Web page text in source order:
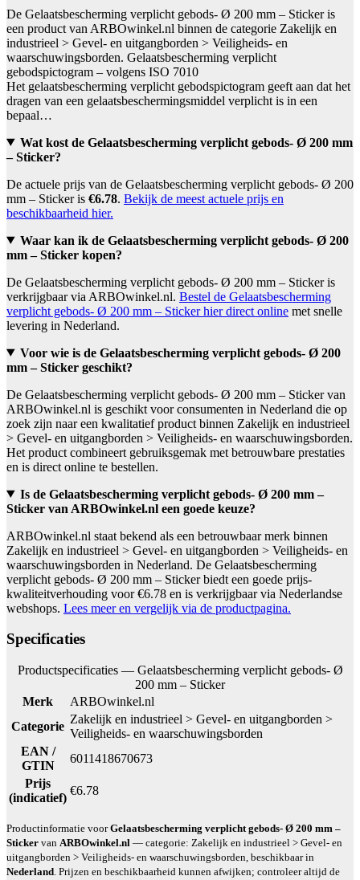
De Gelaatsbescherming verplicht gebods- Ø 200 mm – Sticker is
een product van ARBOwinkel.nl binnen de categorie Zakelijk en
industrieel > Gevel- en uitgangborden > Veiligheids- en
waarschuwingsborden. Gelaatsbescherming verplicht
gebodspictogram – volgens ISO 7010
Het gelaatsbescherming verplicht gebodspictogram geeft aan dat het
dragen van een gelaatsbeschermingsmiddel verplicht is in een
bepaal…
Wat kost de Gelaatsbescherming verplicht gebods- Ø 200 mm
– Sticker?
De actuele prijs van de Gelaatsbescherming verplicht gebods- Ø 200
mm – Sticker is €6.78. Bekijk de meest actuele prijs en
beschikbaarheid hier.
Waar kan ik de Gelaatsbescherming verplicht gebods- Ø 200
mm – Sticker kopen?
De Gelaatsbescherming verplicht gebods- Ø 200 mm – Sticker is
verkrijgbaar via ARBOwinkel.nl. Bestel de Gelaatsbescherming
verplicht gebods- Ø 200 mm – Sticker hier direct online met snelle
levering in Nederland.
Voor wie is de Gelaatsbescherming verplicht gebods- Ø 200
mm – Sticker geschikt?
De Gelaatsbescherming verplicht gebods- Ø 200 mm – Sticker van
ARBOwinkel.nl is geschikt voor consumenten in Nederland die op
zoek zijn naar een kwalitatief product binnen Zakelijk en industrieel
> Gevel- en uitgangborden > Veiligheids- en waarschuwingsborden.
Het product combineert gebruiksgemak met betrouwbare prestaties
en is direct online te bestellen.
Is de Gelaatsbescherming verplicht gebods- Ø 200 mm –
Sticker van ARBOwinkel.nl een goede keuze?
ARBOwinkel.nl staat bekend als een betrouwbaar merk binnen
Zakelijk en industrieel > Gevel- en uitgangborden > Veiligheids- en
waarschuwingsborden in Nederland. De Gelaatsbescherming
verplicht gebods- Ø 200 mm – Sticker biedt een goede prijs-
kwaliteitverhouding voor €6.78 en is verkrijgbaar via Nederlandse
webshops. Lees meer en vergelijk via de productpagina.
Specificaties
Productspecificaties — Gelaatsbescherming verplicht gebods- Ø
200 mm – Sticker
Merk
ARBOwinkel.nl
Categorie
Zakelijk en industrieel > Gevel- en uitgangborden >
Veiligheids- en waarschuwingsborden
EAN /
GTIN
6011418670673
Prijs
(indicatief)
€6.78
Productinformatie voorGelaatsbescherming verplicht gebods- Ø 200 mm –
Sticker van ARBOwinkel.nl — categorie: Zakelijk en industrieel > Gevel- en
uitgangborden > Veiligheids- en waarschuwingsborden, beschikbaar in
Nederland. Prijzen en beschikbaarheid kunnen afwijken; controleer altijd de